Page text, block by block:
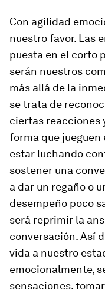
Con agilidad
nuestro favor. Las
puesta en el corto
serán nuestros
más allá de la
se trata de
ciertas reacciones
forma que jueguen
estar luchando
sostener una
a dar un regaño o
desempeño poco
será reprimir la
conversación. Así
vida a nuestro
emocionalmente,
sensaciones,